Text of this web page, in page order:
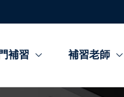
補習 補習老師